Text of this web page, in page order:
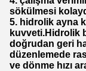
sökülmesi
5. hidrolik ayna
kuvveti.Hidrolik
doğrudan geri
düzenlemede
ve dönme hızı